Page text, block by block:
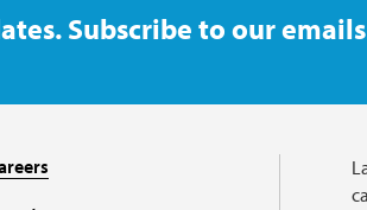
Subscribe to our